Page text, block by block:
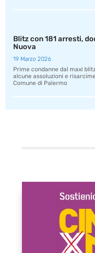
Blitz con 181 arresti,
Nuova
19 Marzo 2026
Prime condanne dal maxi
alcune assoluzioni e
Comune di Palermo